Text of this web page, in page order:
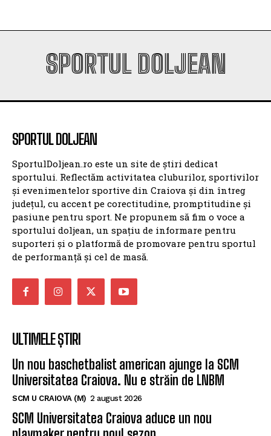
SPORTUL DOLJEAN
SPORTUL DOLJEAN
SportulDoljean.ro este un site de știri dedicat
sportului. Reflectăm activitatea cluburilor, sportivilor
și evenimentelor sportive din Craiova și din întreg
județul, cu accent pe corectitudine, promptitudine și
pasiune pentru sport. Ne propunem să fim o voce a
sportului doljean, un spațiu de informare pentru
suporteri și o platformă de promovare pentru sportul
de performanță și cel de masă.
ULTIMELE ȘTIRI
Un nou baschetbalist american ajunge la SCM
Universitatea Craiova. Nu e străin de LNBM
SCM U CRAIOVA (M) 2 august 2026
SCM Universitatea Craiova aduce un nou